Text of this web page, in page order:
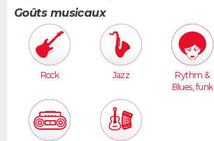
Goûts musicaux
Rock Jazz
Rythm &
Blues, funk